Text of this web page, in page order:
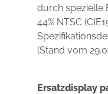
durch spezielle
44% NTSC
(Stand vom
Ersatzdisplay